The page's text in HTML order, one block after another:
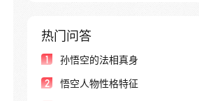
热门问答
1 孙悟空的法相真身
2 悟空人物性格特征